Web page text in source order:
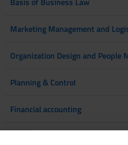
Marketing Management and
Organization Design and People
Planning & Control
Financial accounting